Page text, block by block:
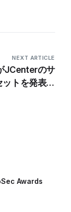
NEXT ARTICLE
JCenterのサ
ットを発表、
Awards